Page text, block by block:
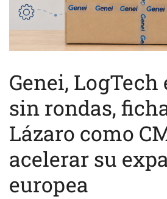
Genei, LogTech
sin rondas,
Lázaro como
acelerar su
europea